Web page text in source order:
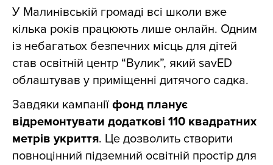
У Малинівській громаді всі школи вже
кілька років працюють лише онлайн. Одним
із небагатьох безпечних місць для дітей
став освітній центр “Вулик”, який savED
облаштував у приміщенні дитячого садка.
Завдяки кампанії фонд планує
відремонтувати додаткові 110 квадратних
метрів укриття. Це дозволить створити
повноцінний підземний освітній простір для